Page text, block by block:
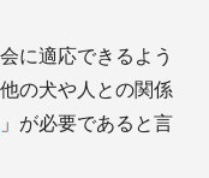
に適応できるよう
の犬や人との関係
」が必要であると言